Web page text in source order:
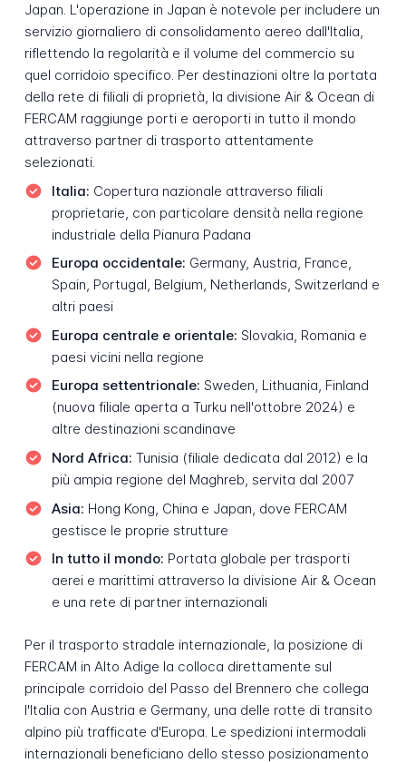
Japan. L'operazione in Japan è notevole per includere un
servizio giornaliero di consolidamento aereo dall'Italia,
riflettendo la regolarità e il volume del commercio su
quel corridoio specifico. Per destinazioni oltre la portata
della rete di filiali di proprietà, la divisione Air & Ocean di
FERCAM raggiunge porti e aeroporti in tutto il mondo
attraverso partner di trasporto attentamente
selezionati.
Italia: Copertura nazionale attraverso filiali
proprietarie, con particolare densità nella regione
industriale della Pianura Padana
Europa occidentale: Germany, Austria, France,
Spain, Portugal, Belgium, Netherlands, Switzerland e
altri paesi
Europa centrale e orientale: Slovakia, Romania e
paesi vicini nella regione
Europa settentrionale: Sweden, Lithuania, Finland
(nuova filiale aperta a Turku nell'ottobre 2024) e
altre destinazioni scandinave
Nord Africa: Tunisia (filiale dedicata dal 2012) e la
più ampia regione del Maghreb, servita dal 2007
Asia: Hong Kong, China e Japan, dove FERCAM
gestisce le proprie strutture
In tutto il mondo: Portata globale per trasporti
aerei e marittimi attraverso la divisione Air & Ocean
e una rete di partner internazionali
Per il trasporto stradale internazionale, la posizione di
FERCAM in Alto Adige la colloca direttamente sul
principale corridoio del Passo del Brennero che collega
l'Italia con Austria e Germany, una delle rotte di transito
alpino più trafficate d'Europa. Le spedizioni intermodali
internazionali beneficiano dello stesso posizionamento